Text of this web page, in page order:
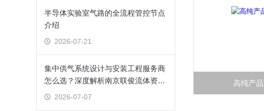
半导体实验室气路的全流程管控节点
介绍
2026-07-21
集中供气系统设计与安装工程服务商
怎么选？深度解析南京联俊流体资质
与售后体系
2026-07-07
高纯产